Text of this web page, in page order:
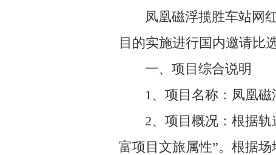
凤凰磁浮揽胜车站网
目的实施进行国内邀请比选
一、项目综合说明
1、项目名称：凤凰
2、项目概况：根据
富项目文旅属性”。根据